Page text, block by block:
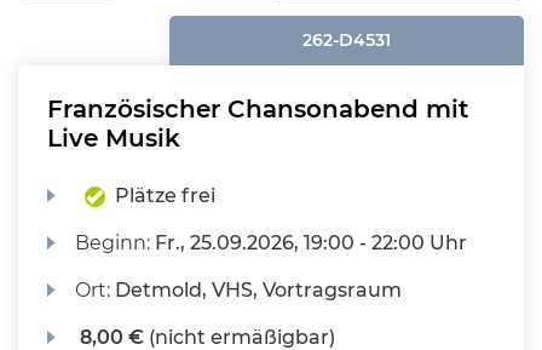
262-D4531
Französischer Chansonabend mit
Live Musik
Plätze frei
Beginn: Fr., 25.09.2026, 19:00 - 22:00 Uhr
Ort: Detmold, VHS, Vortragsraum
8,00 € (nicht ermäßigbar)